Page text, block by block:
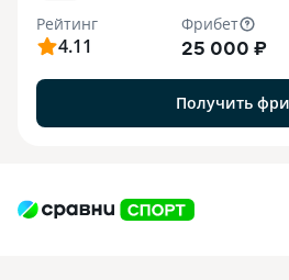
Рейтинг
4.11
Фрибет
25 000 ₽
Получить